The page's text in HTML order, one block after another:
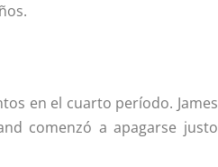
en el cuarto período. James
comenzó a apagarse justo